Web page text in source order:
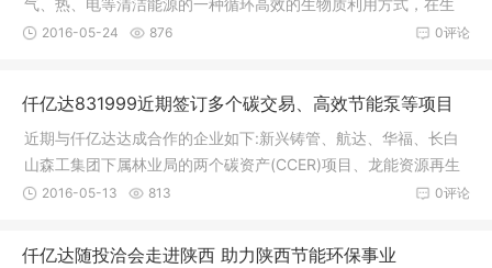
气、热、电等清洁能源的一种循环高效的生物质利用方式，在生
物质利用领域，本技
0评论
2016-05-24 876
仟亿达831999近期签订多个碳交易、高效节能泵等项目
近期与仟亿达达成合作的企业如下:新兴铸管、航达、华福、长白
山森工集团下属林业局的两个碳资产(CCER)项目、龙能资源再生
利用垃圾发电碳资产开
0评论
2016-05-13 813
仟亿达随投洽会走进陕西 助力陕西节能环保事业